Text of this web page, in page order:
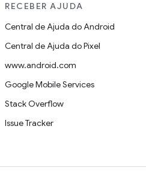
RECEBER AJUDA
Central de Ajuda do Android
Central de Ajuda do Pixel
www.android.com
Google Mobile Services
Stack Overflow
Issue Tracker